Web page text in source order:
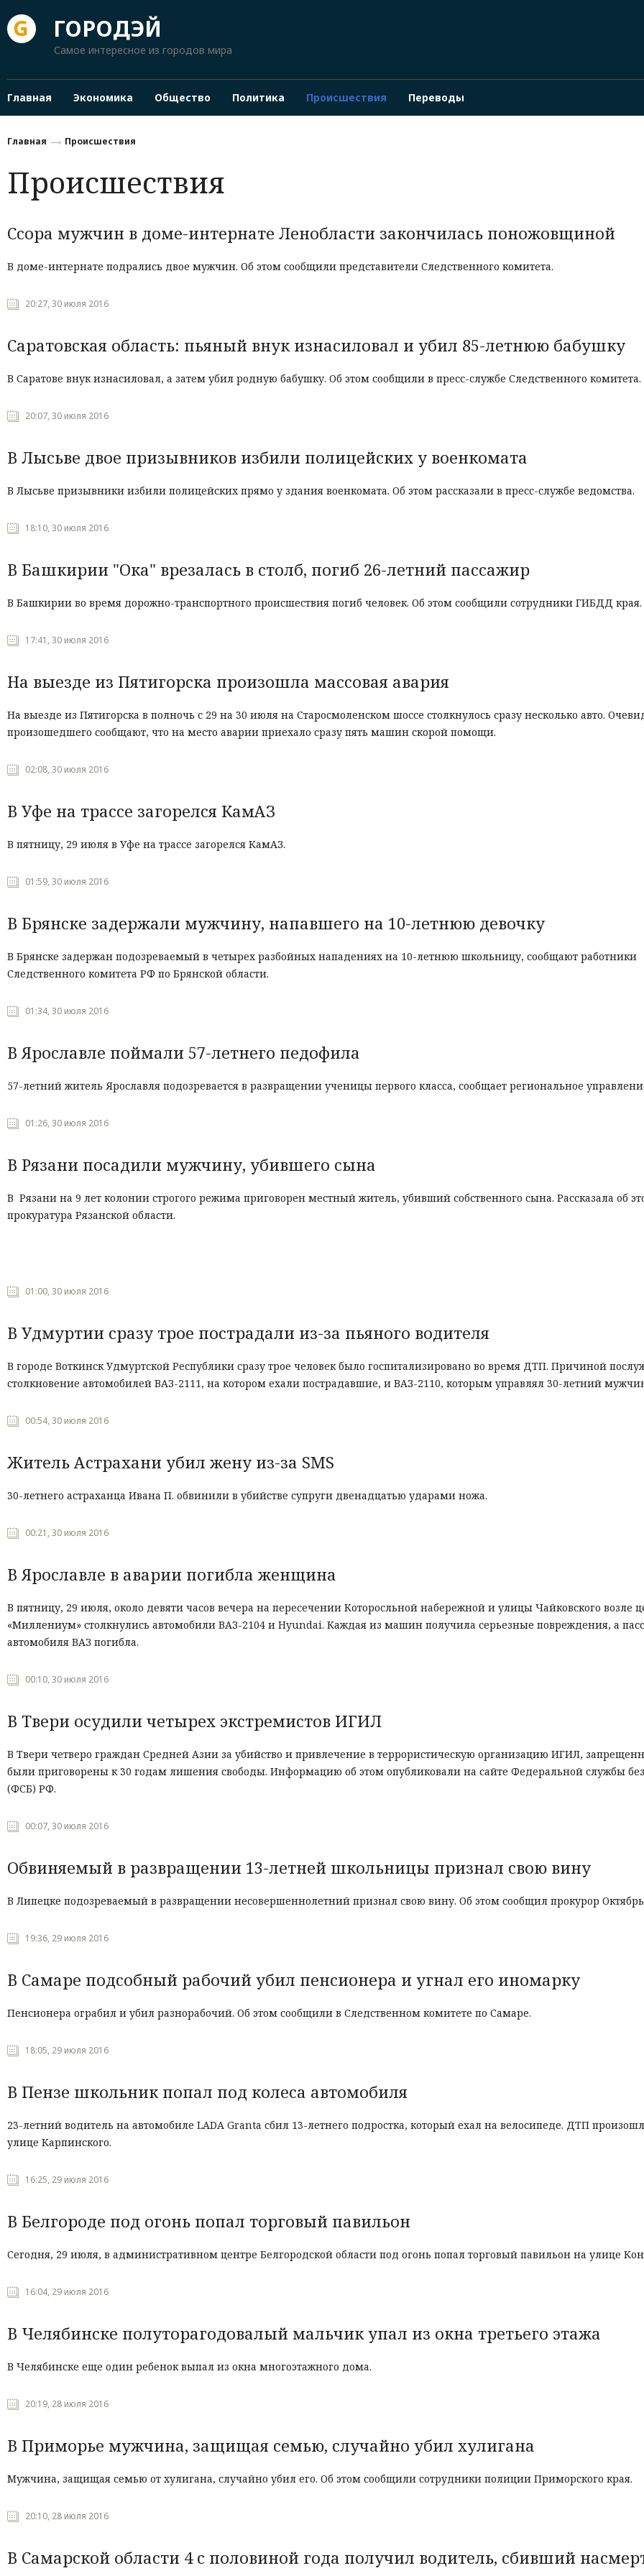
ГОРОДЭЙ
Самое интересное из городов мира
Главная Экономика Общество Политика Происшествия Переводы
Главная Происшествия
Происшествия
Ссора мужчин в доме-интернате Ленобласти закончилась поножовщиной
В доме-интернате подрались двое мужчин. Об этом сообщили представители Следственного комитета.
20:27, 30 июля 2016
Саратовская область: пьяный внук изнасиловал и убил 85-летнюю бабушку
В Саратове внук изнасиловал, а затем убил родную бабушку. Об этом сообщили в пресс-службе Следственного комитета.
20:07, 30 июля 2016
В Лысьве двое призывников избили полицейских у военкомата
В Лысьве призывники избили полицейских прямо у здания военкомата. Об этом рассказали в пресс-службе ведомства.
18:10, 30 июля 2016
В Башкирии "Ока" врезалась в столб, погиб 26-летний пассажир
В Башкирии во время дорожно-транспортного происшествия погиб человек. Об этом сообщили сотрудники ГИБДД края.
17:41, 30 июля 2016
На выезде из Пятигорска произошла массовая авария
На выезде из Пятигорска в полночь с 29 на 30 июля на Старосмоленском шоссе столкнулось сразу несколько авто.
произошедшего сообщают, что на место аварии приехало сразу пять машин скорой помощи.
02:08, 30 июля 2016
В Уфе на трассе загорелся КамАЗ
В пятницу, 29 июля в Уфе на трассе загорелся КамАЗ.
01:59, 30 июля 2016
В Брянске задержали мужчину, напавшего на 10-летнюю девочку
В Брянске задержан подозреваемый в четырех разбойных нападениях на 10-летнюю школьницу, сообщают работники
Следственного комитета РФ по Брянской области.
01:34, 30 июля 2016
В Ярославле поймали 57-летнего педофила
57-летний житель Ярославля подозревается в развращении ученицы первого класса, сообщает региональное
01:26, 30 июля 2016
В Рязани посадили мужчину, убившего сына
В Рязани на 9 лет колонии строгого режима приговорен местный житель, убивший собственного сына. Рассказала об
прокуратура Рязанской области.
01:00, 30 июля 2016
В Удмуртии сразу трое пострадали из-за пьяного водителя
В городе Воткинск Удмуртской Республики сразу трое человек было госпитализировано во время ДТП. Причиной
столкновение автомобилей ВАЗ-2111, на котором ехали пострадавшие, и ВАЗ-2110, которым управлял 30-летний
00:54, 30 июля 2016
Житель Астрахани убил жену из-за SMS
30-летнего астраханца Ивана П. обвинили в убийстве супруги двенадцатью ударами ножа.
00:21, 30 июля 2016
В Ярославле в аварии погибла женщина
В пятницу, 29 июля, около девяти часов вечера на пересечении Которосльной набережной и улицы Чайковского возле
«Миллениум» столкнулись автомобили ВАЗ-2104 и Hyundai. Каждая из машин получила серьезные повреждения, а
автомобиля ВАЗ погибла.
00:10, 30 июля 2016
В Твери осудили четырех экстремистов ИГИЛ
В Твери четверо граждан Средней Азии за убийство и привлечение в террористическую организацию ИГИЛ,
были приговорены к 30 годам лишения свободы. Информацию об этом опубликовали на сайте Федеральной службы
(ФСБ) РФ.
00:07, 30 июля 2016
Обвиняемый в развращении 13-летней школьницы признал свою вину
В Липецке подозреваемый в развращении несовершеннолетний признал свою вину. Об этом сообщил прокурор
19:36, 29 июля 2016
В Самаре подсобный рабочий убил пенсионера и угнал его иномарку
Пенсионера ограбил и убил разнорабочий. Об этом сообщили в Следственном комитете по Самаре.
18:05, 29 июля 2016
В Пензе школьник попал под колеса автомобиля
23-летний водитель на автомобиле LADA Granta сбил 13-летнего подростка, который ехал на велосипеде. ДТП
улице Карпинского.
16:25, 29 июля 2016
В Белгороде под огонь попал торговый павильон
Сегодня, 29 июля, в административном центре Белгородской области под огонь попал торговый павильон на улице
16:04, 29 июля 2016
В Челябинске полуторагодовалый мальчик упал из окна третьего этажа
В Челябинске еще один ребенок выпал из окна многоэтажного дома.
20:19, 28 июля 2016
В Приморье мужчина, защищая семью, случайно убил хулигана
Мужчина, защищая семью от хулигана, случайно убил его. Об этом сообщили сотрудники полиции Приморского края.
20:10, 28 июля 2016
В Самарской области 4 с половиной года получил водитель, сбивший